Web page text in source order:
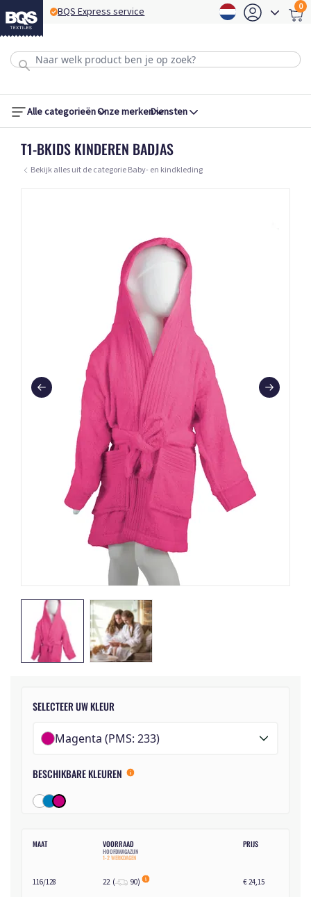
BQS Express service 0
Alle categorieënOnze merkenDiensten
T1-BKIDS KINDEREN BADJAS
Bekijk alles uit de categorie Baby- en kindkleding
SELECTEER UW KLEUR
Magenta (PMS: 233)
BESCHIKBARE KLEUREN
MAAT VOORRAAD
HOOFDMAGAZIJN
1-2 WERKDAGEN
PRIJS
116/128 22 ( 90) € 24,15